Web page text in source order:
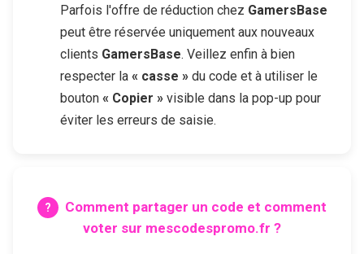
Parfois l'offre de réduction chez GamersBase
peut être réservée uniquement aux nouveaux
clients GamersBase. Veillez enfin à bien
respecter la « casse » du code et à utiliser le
bouton « Copier » visible dans la pop-up pour
éviter les erreurs de saisie.
Comment partager un code et comment
voter sur mescodespromo.fr ?